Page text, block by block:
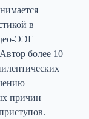
в
ЭЭГ
более 10
причин